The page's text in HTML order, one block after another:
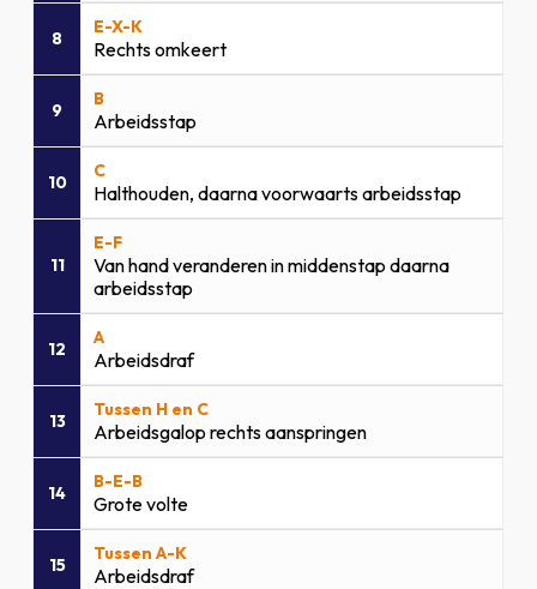
8
E-X-K
Rechts omkeert
9
B
Arbeidsstap
10
C
Halthouden, daarna voorwaarts arbeidsstap
11
E-F
Van hand veranderen in middenstap daarna
arbeidsstap
12
A
Arbeidsdraf
13
Tussen H en C
Arbeidsgalop rechts aanspringen
14
B-E-B
Grote volte
15
Tussen A-K
Arbeidsdraf